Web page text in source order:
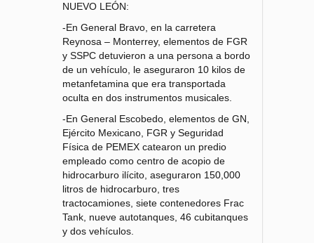
NUEVO LEÓN:
-En General Bravo, en la carretera
Reynosa – Monterrey, elementos de FGR
y SSPC detuvieron a una persona a bordo
de un vehículo, le aseguraron 10 kilos de
metanfetamina que era transportada
oculta en dos instrumentos musicales.
-En General Escobedo, elementos de GN,
Ejército Mexicano, FGR y Seguridad
Física de PEMEX catearon un predio
empleado como centro de acopio de
hidrocarburo ilícito, aseguraron 150,000
litros de hidrocarburo, tres
tractocamiones, siete contenedores Frac
Tank, nueve autotanques, 46 cubitanques
y dos vehículos.